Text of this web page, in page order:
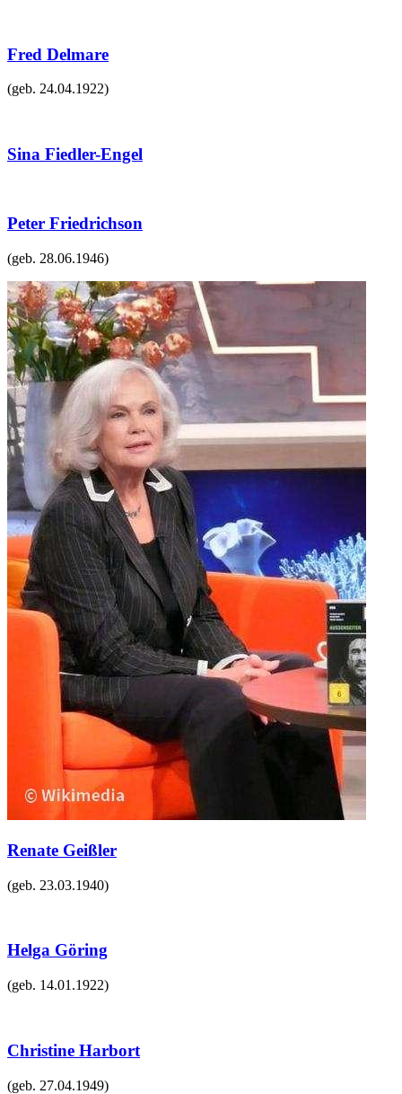
Fred Delmare
(geb. 24.04.1922)
Sina Fiedler-Engel
Peter Friedrichson
(geb. 28.06.1946)
Renate Geißler
(geb. 23.03.1940)
Helga Göring
(geb. 14.01.1922)
Christine Harbort
(geb. 27.04.1949)